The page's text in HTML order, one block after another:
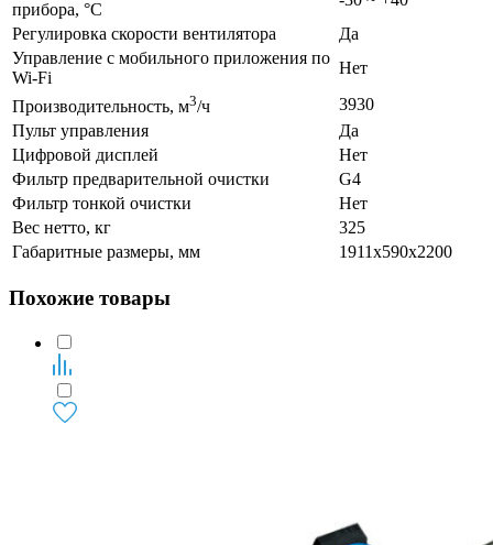
прибора, °C
Регулировка скорости вентилятора
Да
Управление c мобильного приложения по
Wi-Fi
Нет
Производительность, м3/ч
3930
Пульт управления
Да
Цифровой дисплей
Нет
Фильтр предварительной очистки
G4
Фильтр тонкой очистки
Нет
Вес нетто, кг
325
Габаритные размеры, мм
1911x590x2200
Похожие товары